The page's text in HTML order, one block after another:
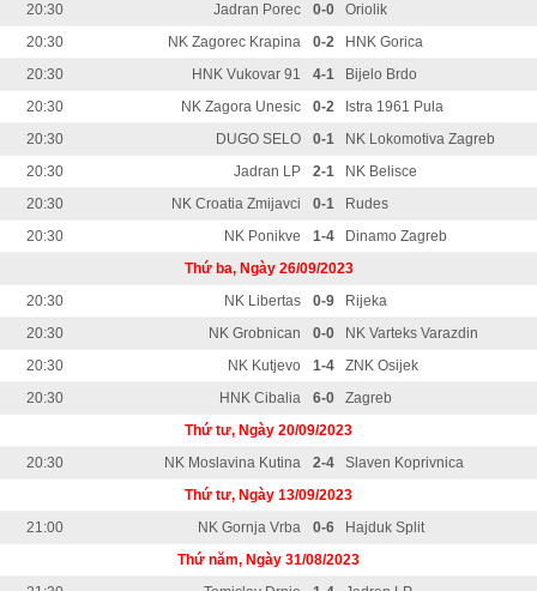
20:30
Jadran Porec 0-0
Oriolik
20:30
NK Zagorec Krapina 0-2
HNK Gorica
20:30
HNK Vukovar 91 4-1
Bijelo Brdo
20:30
NK Zagora Unesic 0-2
Istra 1961 Pula
20:30
DUGO SELO 0-1
NK Lokomotiva Zagreb
20:30
Jadran LP 2-1
NK Belisce
20:30
NK Croatia Zmijavci 0-1
Rudes
20:30
NK Ponikve 1-4
Dinamo Zagreb
Thứ ba, Ngày 26/09/2023
20:30
NK Libertas 0-9
Rijeka
20:30
NK Grobnican 0-0
NK Varteks Varazdin
20:30
NK Kutjevo 1-4
ZNK Osijek
20:30
HNK Cibalia 6-0
Zagreb
Thứ tư, Ngày 20/09/2023
20:30
NK Moslavina Kutina 2-4
Slaven Koprivnica
Thứ tư, Ngày 13/09/2023
21:00
NK Gornja Vrba 0-6
Hajduk Split
Thứ năm, Ngày 31/08/2023